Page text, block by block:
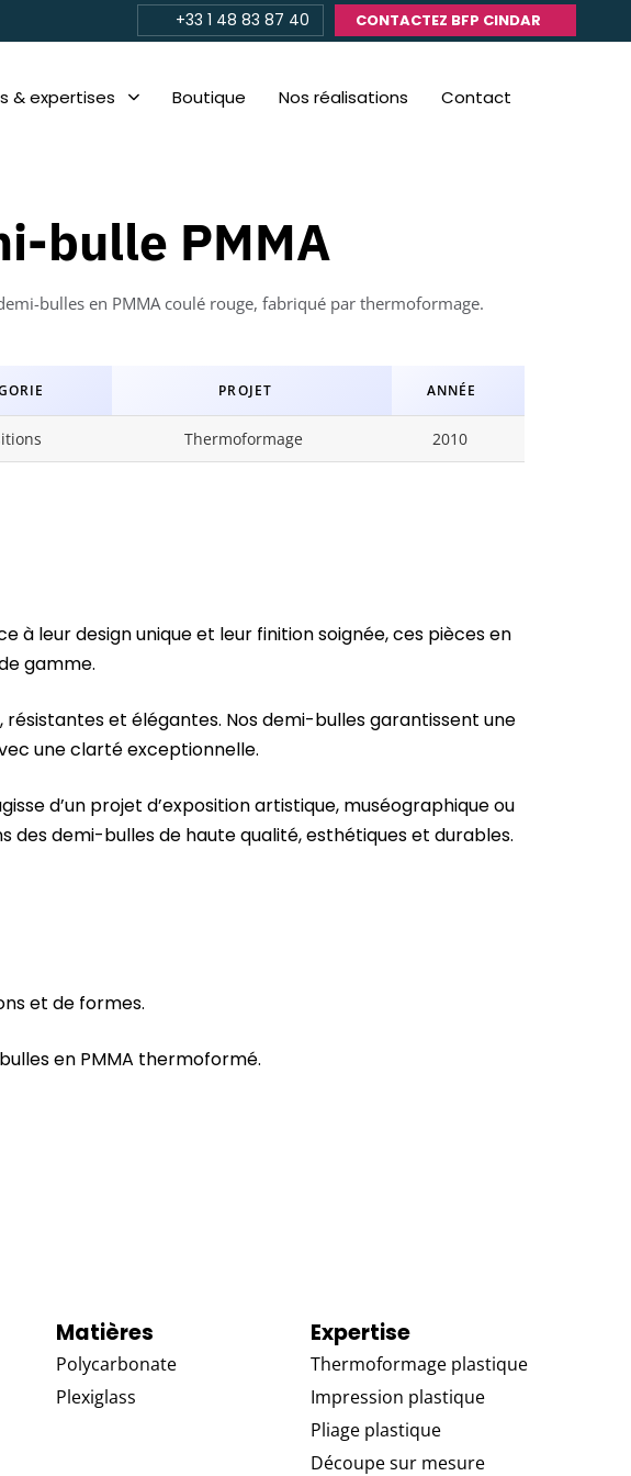
+33 1 48 83 87 40 CONTACTEZ BFP CINDAR
& expertises Boutique Nos réalisations Contact
bulle PMMA
bulles en PMMA coulé rouge, fabriqué par thermoformage.
PROJET ANNÉE
Thermoformage 2010
à leur design unique et leur finition soignée, ces pièces en
gamme.
résistantes et élégantes. Nos demi-bulles garantissent une
une clarté exceptionnelle.
d’un projet d’exposition artistique, muséographique ou
demi-bulles de haute qualité, esthétiques et durables.
et de formes.
en PMMA thermoformé.
Matières
Polycarbonate
Plexiglass
Expertise
Thermoformage plastique
Impression plastique
Pliage plastique
Découpe sur mesure